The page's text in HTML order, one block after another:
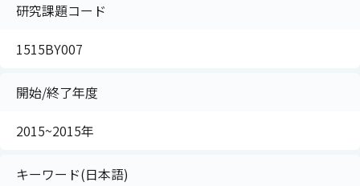
研究課題コード
1515BY007
開始/終了年度
2015~2015年
キーワード(日本語)